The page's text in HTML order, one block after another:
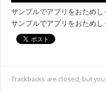
サンプルでアプリをおためし
サンプルでアプリをおためし
Trackbacks are closed, but